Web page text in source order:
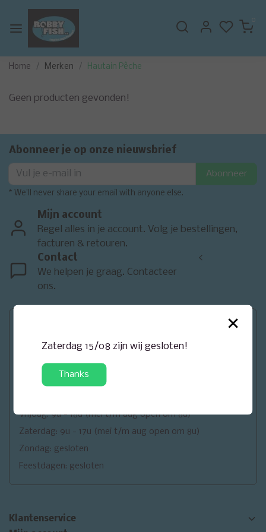
0
Home Merken Hautain Pêche
Geen producten gevonden!
Abonneer je op onze nieuwsbrief
Abonneer
* We'll never share your email with anyone else.
Mijn account
Regel alles in je account. Volg je bestellingen,
facturen & retouren.
Contact
We helpen je graag. Contacteer
ons.
<
Maandag: gesloten
Dinsdag: 9u - 18u
Woensdag: 9u - 18u
Vrijdag: 9u - 18u (mei t/m aug open om 8u)
Zaterdag: 9u - 17u (mei t/m aug open om 8u)
Zondag: gesloten
Feestdagen: gesloten
Klantenservice
×
Zaterdag 15/08 zijn wij gesloten!
Thanks